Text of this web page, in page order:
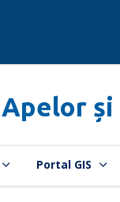
Portal GIS